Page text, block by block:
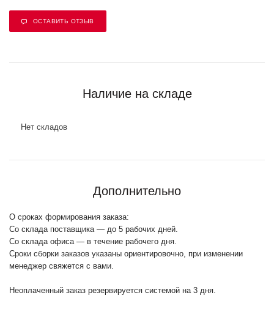
ОСТАВИТЬ ОТЗЫВ
Наличие на складе
Нет складов
Дополнительно
О сроках формирования заказа:
Со склада поставщика — до 5 рабочих дней.
Со склада офиса — в течение рабочего дня.
Сроки сборки заказов указаны ориентировочно, при изменении
менеджер свяжется с вами.
Неоплаченный заказ резервируется системой на 3 дня.